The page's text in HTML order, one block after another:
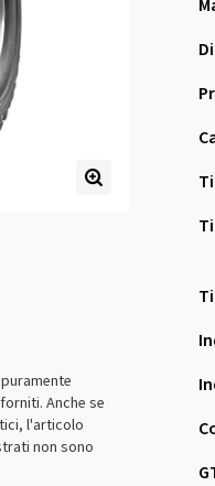
Anche se
l'articolo
non sono